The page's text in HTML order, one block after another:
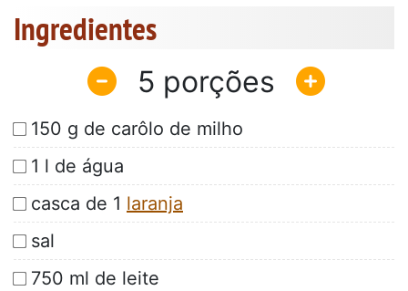
Ingredientes
5
150 g de carôlo de milho
1 l de água
casca de 1 laranja
sal
750 ml de leite